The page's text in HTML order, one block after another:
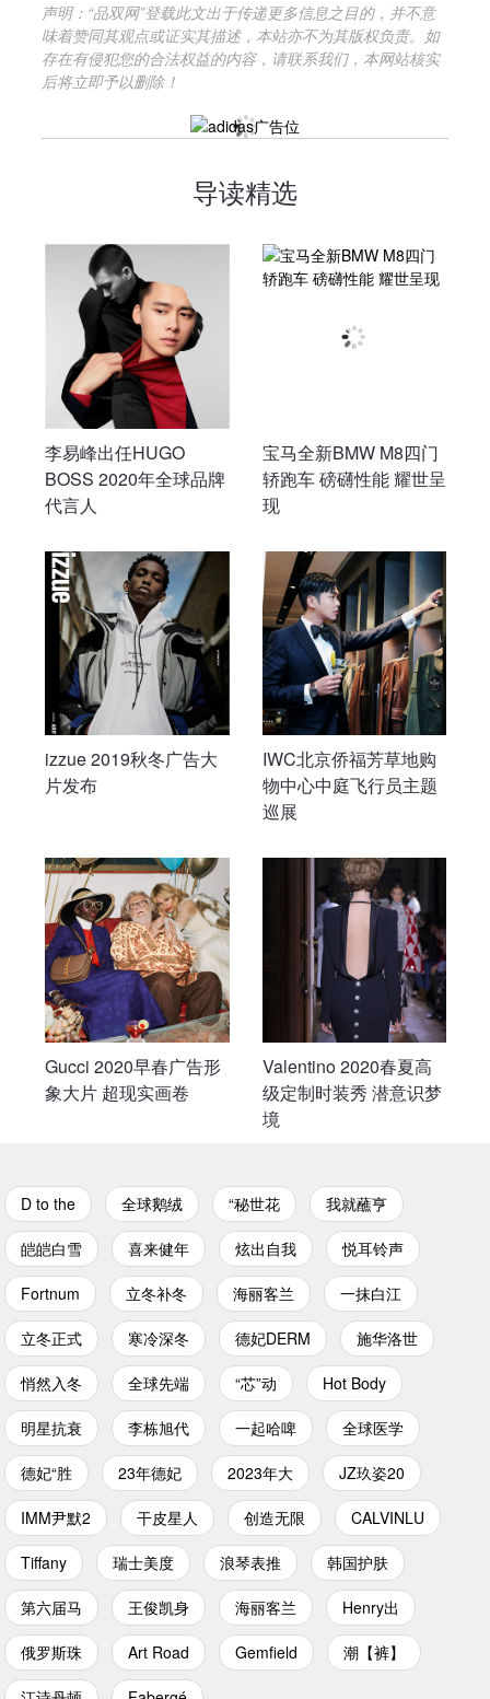
声明：“品双网”登载此文出于传递更多信息之目的，并不意
味着赞同其观点或证实其描述，本站亦不为其版权负责。如
存在有侵犯您的合法权益的内容，请联系我们，本网站核实
后将立即予以删除！
导读精选
李易峰出任HUGO
BOSS 2020年全球品牌
代言人
宝马全新BMW M8四门
轿跑车 磅礴性能 耀世呈
现
izzue 2019秋冬广告大
片发布
IWC北京侨福芳草地购
物中心中庭飞行员主题
巡展
Gucci 2020早春广告形
象大片 超现实画卷
Valentino 2020春夏高
级定制时装秀 潜意识梦
境
D to the 全球鹅绒 “秘世花 我就蘸亨
皑皑白雪 喜来健年 炫出自我 悦耳铃声
Fortnum 立冬补冬 海丽客兰 一抹白江
立冬正式 寒冷深冬 德妃DERM 施华洛世
悄然入冬 全球先端 “芯”动 Hot Body
明星抗衰 李栋旭代 一起哈啤 全球医学
德妃“胜 23年德妃 2023年大 JZ玖姿20
IMM尹默2 干皮星人 创造无限 CALVINLU
Tiffany 瑞士美度 浪琴表推 韩国护肤
第六届马 王俊凯身 海丽客兰 Henry出
俄罗斯珠 Art Road Gemfield 潮【裤】